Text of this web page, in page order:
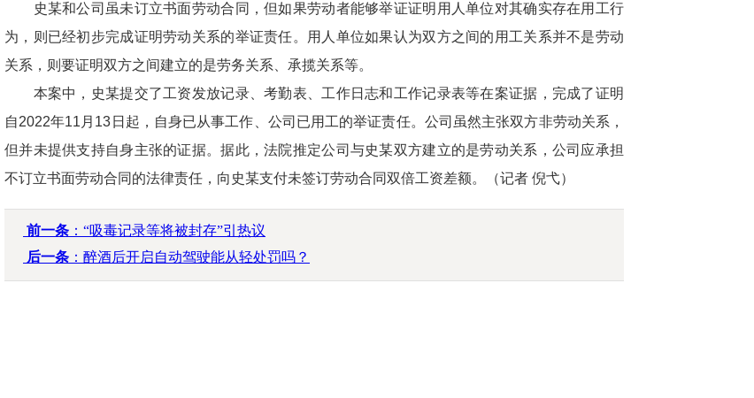
史某和公司虽未订立书面劳动合同，但如果劳动者能够举证证明用人单位对其确实存在用工行
为，则已经初步完成证明劳动关系的举证责任。用人单位如果认为双方之间的用工关系并不是劳动
关系，则要证明双方之间建立的是劳务关系、承揽关系等。
本案中，史某提交了工资发放记录、考勤表、工作日志和工作记录表等在案证据，完成了证明
自2022年11月13日起，自身已从事工作、公司已用工的举证责任。公司虽然主张双方非劳动关系，
但并未提供支持自身主张的证据。据此，法院推定公司与史某双方建立的是劳动关系，公司应承担
不订立书面劳动合同的法律责任，向史某支付未签订劳动合同双倍工资差额。（记者 倪弋）
前一条 ：“吸毒记录等将被封存”引热议
后一条 ：醉酒后开启自动驾驶能从轻处罚吗？